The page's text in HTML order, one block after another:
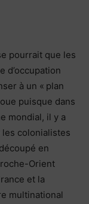
pourrait que les
d’occupation
à un « plan
puisque dans
mondial, il y a
les colonialistes
en
Orient
et la
multinational